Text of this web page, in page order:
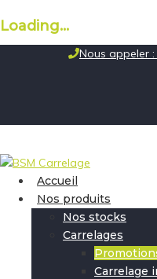
Loading...
Nous appeler
Accueil
Nos produits
Nos stocks
Carrelages
Carrelage